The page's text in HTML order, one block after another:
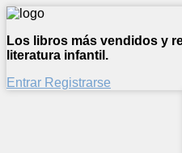
Los libros más vendidos y
literatura infantil.
Entrar Registrarse